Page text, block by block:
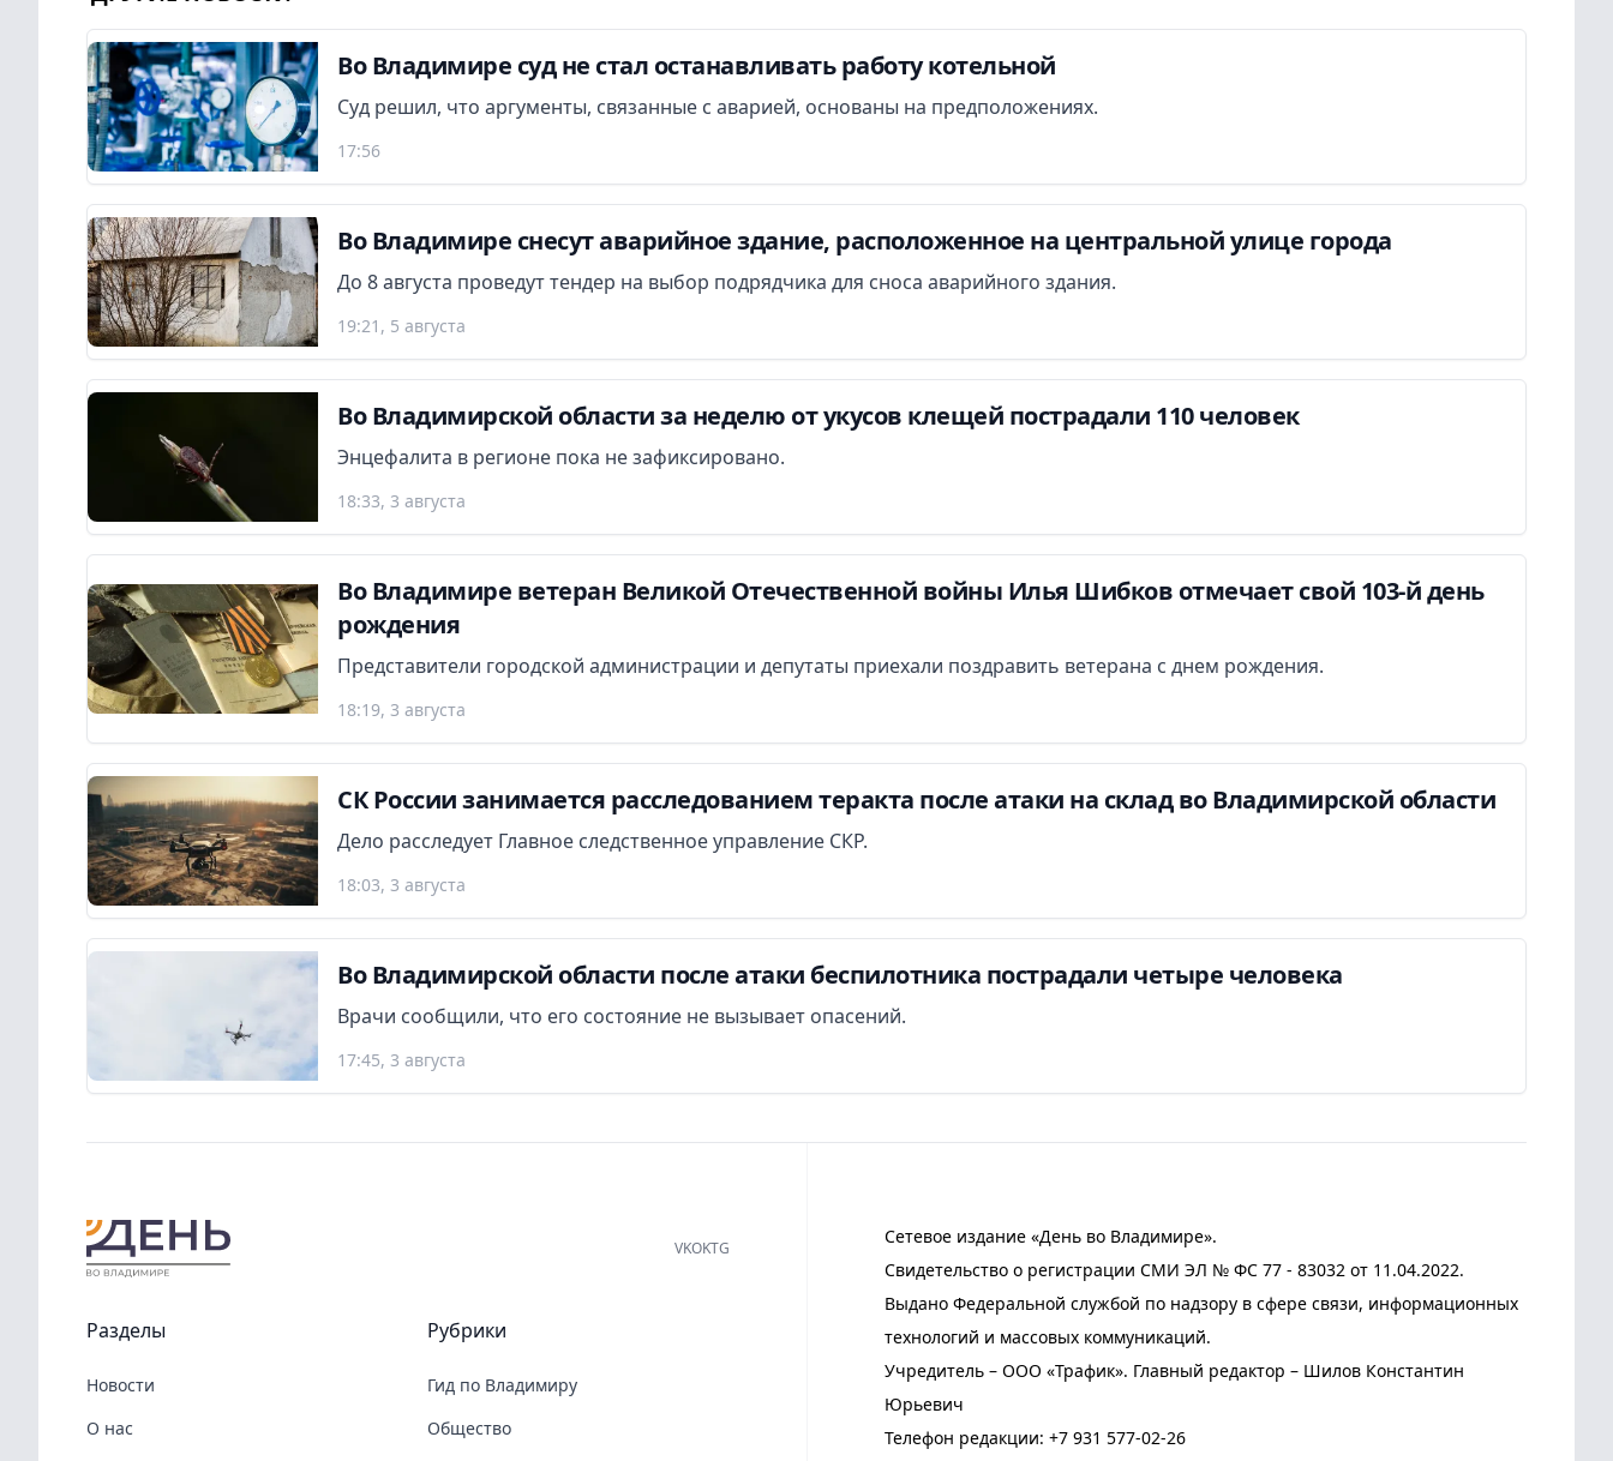
Во Владимире суд не стал останавливать работу котельной
Суд решил, что аргументы, связанные с аварией, основаны на предположениях.
17:56
Во Владимире снесут аварийное здание, расположенное на центральной улице города
До 8 августа проведут тендер на выбор подрядчика для сноса аварийного здания.
19:21, 5 августа
Во Владимирской области за неделю от укусов клещей пострадали 110 человек
Энцефалита в регионе пока не зафиксировано.
18:33, 3 августа
Во Владимире ветеран Великой Отечественной войны Илья Шибков отмечает свой 103-й день
рождения
Представители городской администрации и депутаты приехали поздравить ветерана с днем рождения.
18:19, 3 августа
СК России занимается расследованием теракта после атаки на склад во Владимирской области
Дело расследует Главное следственное управление СКР.
18:03, 3 августа
Во Владимирской области после атаки беспилотника пострадали четыре человека
Врачи сообщили, что его состояние не вызывает опасений.
17:45, 3 августа
Сетевое издание «День во Владимире».
Свидетельство о регистрации СМИ ЭЛ № ФС 77 - 83032 от 11.04.2022.
Выдано Федеральной службой по надзору в сфере связи, информационных
технологий и массовых коммуникаций.
Учредитель – ООО «Трафик». Главный редактор – Шилов Константин
Юрьевич
Телефон редакции: +7 931 577-02-26
VKOKTG
Разделы
Новости
О нас
Рубрики
Гид по Владимиру
Общество